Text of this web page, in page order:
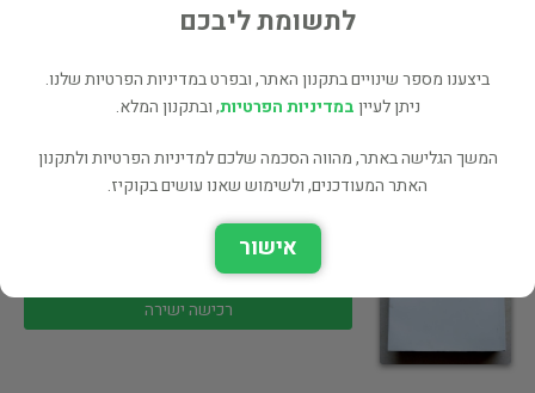
55 ₪
ספר שפיצר - פרקי חיים וספרי…
תרבות
רכישה ישירה
לתשומת ליבכם
ביצענו מספר שינויים בתקנון האתר, ובפרט במדיניות הפרטיות שלנו.
ניתן לעייןבמדיניות הפרטיות, ובתקנון המלא.
המשך הגלישה באתר, מהווה הסכמה שלכם למדיניות הפרטיות ולתקנון
האתר המעודכנים, ולשימוש שאנו עושים בקוקיז.
אישור